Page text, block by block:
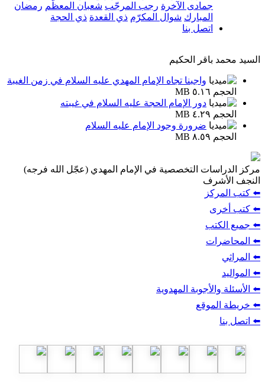
جمادى الآخرة رجب المرجّب شعبان المعظّم رمضان
المبارك شوال المكرّم ذي القعدة ذي الحجة
اتصل بنا
السيد محمد باقر الحكيم
واجبنا تجاه الإمام المهدي عليه السلام في زمن الغيبة
الحجم ٥.١٦ MB
دور الإمام الحجة عليه السلام في غيبته
الحجم ٤.٢٩ MB
ضرورة وجود الإمام عليه السلام
الحجم ٨.٥٩ MB
مركز الدراسات التخصصية في الإمام المهدي (عجّل الله فرجه)
النجف الأشرف
⬅️ كتب المركز
⬅️ كتب أخرى
⬅️ جميع الكتب
⬅️ المحاضرات
⬅️ المراثي
⬅️ المواليد
⬅️ الأسئلة والأجوبة المهدوية
⬅️ خريطة الموقع
⬅️ اتصل بنا